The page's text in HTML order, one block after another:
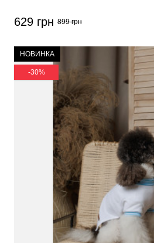
629 грн 899 грн
НОВИНКА
-30%